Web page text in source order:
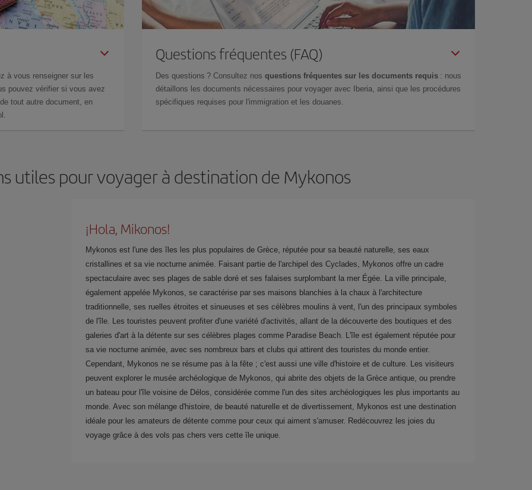
à vous renseigner sur les
pouvez vérifier si vous avez
tout autre document, en
Questions fréquentes (FAQ)
Des questions ? Consultez nos questions fréquentes sur les documents requis : nous
détaillons les documents nécessaires pour voyager avec Iberia, ainsi que les procédures
spécifiques requises pour l'immigration et les douanes.
utiles pour voyager à destination de Mykonos
¡Hola, Mikonos!
Mykonos est l'une des îles les plus populaires de Grèce, réputée pour sa beauté naturelle, ses eaux
cristallines et sa vie nocturne animée. Faisant partie de l'archipel des Cyclades, Mykonos offre un cadre
spectaculaire avec ses plages de sable doré et ses falaises surplombant la mer Égée. La ville principale,
également appelée Mykonos, se caractérise par ses maisons blanchies à la chaux à l'architecture
traditionnelle, ses ruelles étroites et sinueuses et ses célèbres moulins à vent, l'un des principaux symboles
de l'île. Les touristes peuvent profiter d'une variété d'activités, allant de la découverte des boutiques et des
galeries d'art à la détente sur ses célèbres plages comme Paradise Beach. L'île est également réputée pour
sa vie nocturne animée, avec ses nombreux bars et clubs qui attirent des touristes du monde entier.
Cependant, Mykonos ne se résume pas à la fête ; c'est aussi une ville d'histoire et de culture. Les visiteurs
peuvent explorer le musée archéologique de Mykonos, qui abrite des objets de la Grèce antique, ou prendre
un bateau pour l'île voisine de Délos, considérée comme l'un des sites archéologiques les plus importants au
monde. Avec son mélange d'histoire, de beauté naturelle et de divertissement, Mykonos est une destination
idéale pour les amateurs de détente comme pour ceux qui aiment s'amuser. Redécouvrez les joies du
voyage grâce à des vols pas chers vers cette île unique.